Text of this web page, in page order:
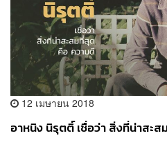
12 เมษายน 2018
อาหนิง นิรุตติ์ เชื่อว่า สิ่งที่น่าสะ